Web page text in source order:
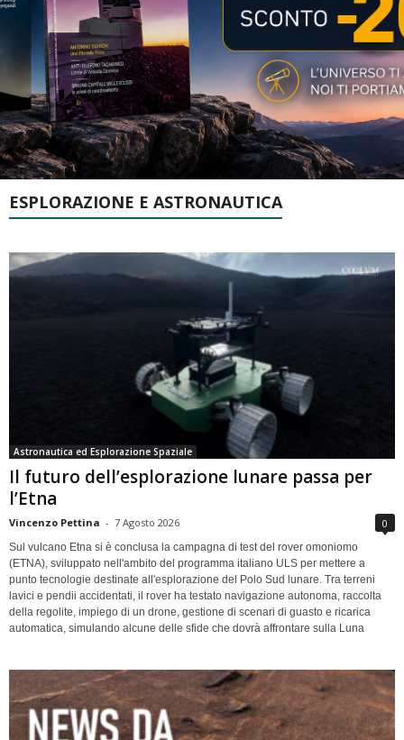
ESPLORAZIONE E ASTRONAUTICA
Astronautica ed Esplorazione Spaziale
Il futuro dell’esplorazione lunare passa per
l’Etna
Vincenzo Pettina - 7 Agosto 2026 0
Sul vulcano Etna si è conclusa la campagna di test del rover omoniomo
(ETNA), sviluppato nell'ambito del programma italiano ULS per mettere a
punto tecnologie destinate all'esplorazione del Polo Sud lunare. Tra terreni
lavici e pendii accidentati, il rover ha testato navigazione autonoma, raccolta
della regolite, impiego di un drone, gestione di scenari di guasto e ricarica
automatica, simulando alcune delle sfide che dovrà affrontare sulla Luna